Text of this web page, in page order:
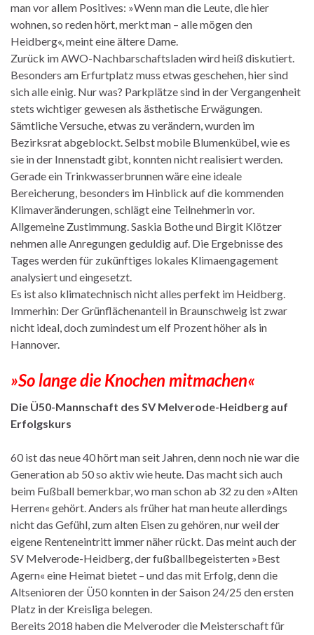
man vor allem Positives: »Wenn man die Leute, die hier
wohnen, so reden hört, merkt man – alle mögen den
Heidberg«, meint eine ältere Dame.
Zurück im AWO-Nachbarschaftsladen wird heiß diskutiert.
Besonders am Erfurtplatz muss etwas geschehen, hier sind
sich alle einig. Nur was? Parkplätze sind in der Vergangenheit
stets wichtiger gewesen als ästhetische Erwägungen.
Sämtliche Versuche, etwas zu verändern, wurden im
Bezirksrat abgeblockt. Selbst mobile Blumenkübel, wie es
sie in der Innenstadt gibt, konnten nicht realisiert werden.
Gerade ein Trinkwasserbrunnen wäre eine ideale
Bereicherung, besonders im Hinblick auf die kommenden
Klimaveränderungen, schlägt eine Teilnehmerin vor.
Allgemeine Zustimmung. Saskia Bothe und Birgit Klötzer
nehmen alle Anregungen geduldig auf. Die Ergebnisse des
Tages werden für zukünftiges lokales Klimaengagement
analysiert und eingesetzt.
Es ist also klimatechnisch nicht alles perfekt im Heidberg.
Immerhin: Der Grünflächenanteil in Braunschweig ist zwar
nicht ideal, doch zumindest um elf Prozent höher als in
Hannover.
»So lange die Knochen mitmachen«
Die Ü50-Mannschaft des SV Melverode-Heidberg auf
Erfolgskurs
60 ist das neue 40 hört man seit Jahren, denn noch nie war die
Generation ab 50 so aktiv wie heute. Das macht sich auch
beim Fußball bemerkbar, wo man schon ab 32 zu den »Alten
Herren« gehört. Anders als früher hat man heute allerdings
nicht das Gefühl, zum alten Eisen zu gehören, nur weil der
eigene Renteneintritt immer näher rückt. Das meint auch der
SV Melverode-Heidberg, der fußballbegeisterten »Best
Agern« eine Heimat bietet – und das mit Erfolg, denn die
Altsenioren der Ü50 konnten in der Saison 24/25 den ersten
Platz in der Kreisliga belegen.
Bereits 2018 haben die Melveroder die Meisterschaft für